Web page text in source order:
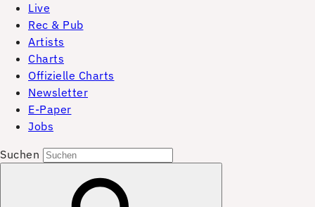
Live
Rec & Pub
Artists
Charts
Offizielle Charts
Newsletter
E-Paper
Jobs
Suchen